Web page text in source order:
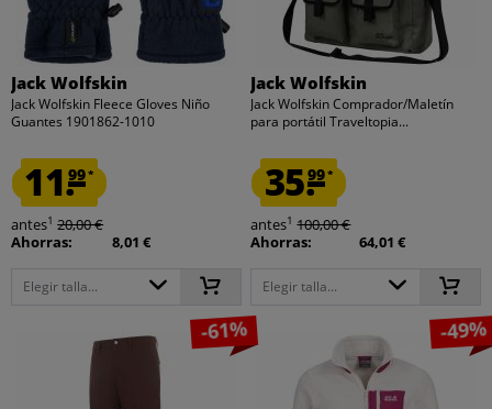
Jack Wolfskin
Jack Wolfskin Fleece Gloves Niño
Guantes 1901862-1010
11.99*
antes1 20,00 €
Ahorras:
8,01 €
Elegir talla...
Jack Wolfskin
Jack Wolfskin Comprador/Maletín
para portátil Traveltopia...
35.99*
antes1 100,00 €
Ahorras:
64,01 €
Elegir talla...
-61% -49%